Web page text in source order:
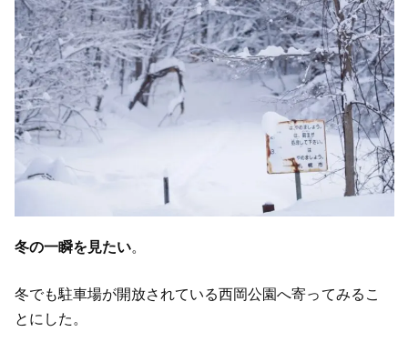
冬の一瞬を見たい。
冬でも駐車場が開放されている西岡公園へ寄ってみるこ
とにした。